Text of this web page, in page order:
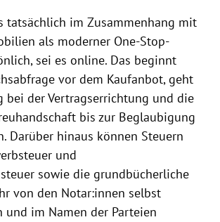
tatsächlich im Zusammenhang mit
als moderner One-Stop-
sei es online. Das beginnt
vor dem Kaufanbot, geht
bei der Vertragserrichtung und die
bis zur Beglaubigung
Darüber hinaus können Steuern
und
sowie die grundbücherliche
von den Notar:innen selbst
und im Namen der Parteien